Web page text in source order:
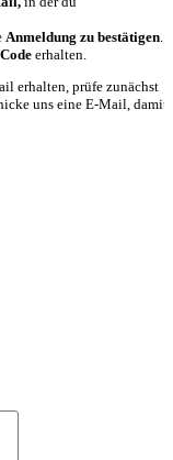
Anmeldung zu bestätigen
erhalten.
erhalten, prüfe zunächst
uns eine E-Mail, damit